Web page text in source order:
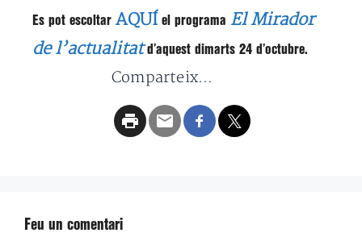
Es pot escoltar AQUÍ el programa El Mirador
de l’actualitatd’aquest dimarts 24 d’octubre.
Comparteix...
Feu un comentari